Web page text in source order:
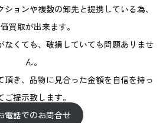
ョンや複数の卸先と提携している為、
買取が出来ます。
なくても、破損していても問題ありませ
ん。
頂き、品物に見合った金額を自信を持っ
ご提示致します。
電話でのお問合せ